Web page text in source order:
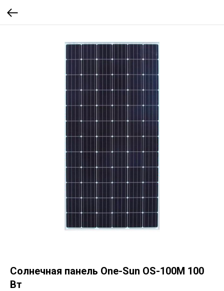
Солнечная панель One-Sun OS-100M 100
Вт